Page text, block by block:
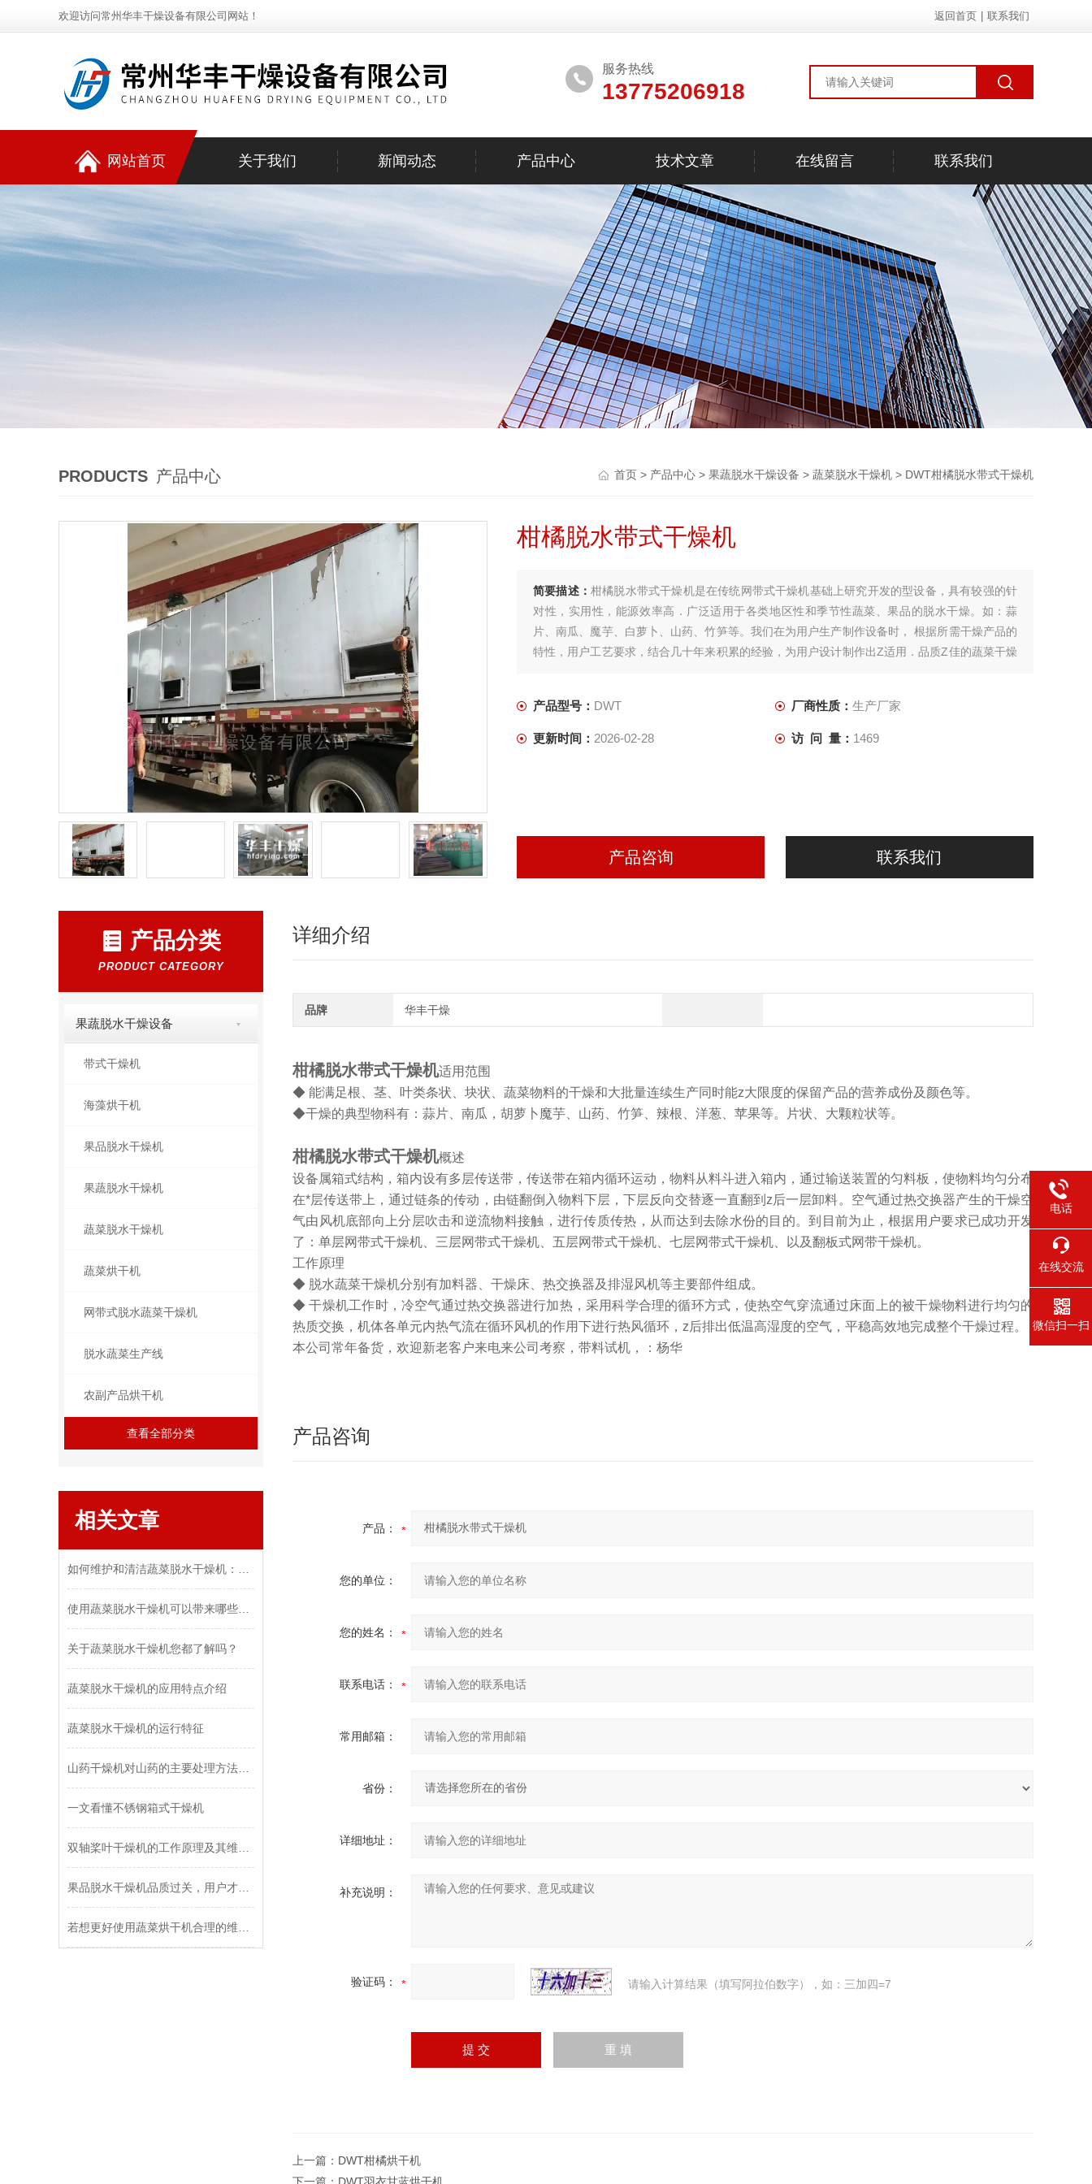
欢迎访问常州华丰干燥设备有限公司网站！ 返回首页 联系我们
服务热线
13775206918
网站首页 关于我们 新闻动态 产品中心 技术文章 在线留言 联系我们
PRODUCTS 产品中心 首页 > 产品中心 > 果蔬脱水干燥设备 > 蔬菜脱水干燥机 > DWT柑橘脱水带式干燥机
柑橘脱水带式干燥机
简要描述： 柑橘脱水带式干燥机是在传统网带式干燥机基础上研究开发的型设备，具有较强的针
对性，实用性，能源效率高．广泛适用于各类地区性和季节性蔬菜、果品的脱水干燥。如：蒜
片、南瓜、魔芋、白萝卜、山药、竹笋等。我们在为用户生产制作设备时， 根据所需干燥产品的
特性，用户工艺要求，结合几十年来积累的经验，为用户设计制作出Z适用．品质Z佳的蔬菜干燥
产品型号： DWT 厂商性质： 生产厂家
更新时间： 2026-02-28 访 问 量： 1469
产品咨询 联系我们
产品分类
PRODUCT CATEGORY
果蔬脱水干燥设备
带式干燥机
海藻烘干机
果品脱水干燥机
果蔬脱水干燥机
蔬菜脱水干燥机
蔬菜烘干机
网带式脱水蔬菜干燥机
脱水蔬菜生产线
农副产品烘干机
查看全部分类
相关文章
关于蔬菜脱水干燥机您都了解吗？
蔬菜脱水干燥机的应用特点介绍
蔬菜脱水干燥机的运行特征
一文看懂不锈钢箱式干燥机
详细介绍
品牌 华丰干燥
柑橘脱水带式干燥机适用范围
◆ 能满足根、茎、叶类条状、块状、蔬菜物料的干燥和大批量连续生产同时能z大限度的保留产品的营养成份及颜色等。
◆干燥的典型物科有：蒜片、南瓜，胡萝卜魔芋、山药、竹笋、辣根、洋葱、苹果等。片状、大颗粒状等。
柑橘脱水带式干燥机概述
设备属箱式结构，箱内设有多层传送带，传送带在箱内循环运动，物料从料斗进入箱内，通过输送装置的匀料板，使物料均匀分布
在*层传送带上，通过链条的传动，由链翻倒入物料下层，下层反向交替逐一直翻到z后一层卸料。空气通过热交换器产生的干燥空
气由风机底部向上分层吹击和逆流物料接触，进行传质传热，从而达到去除水份的目的。到目前为止，根据用户要求已成功开发
了：单层网带式干燥机、三层网带式干燥机、五层网带式干燥机、七层网带式干燥机、以及翻板式网带干燥机。
工作原理
◆ 脱水蔬菜干燥机分别有加料器、干燥床、热交换器及排湿风机等主要部件组成。
◆ 干燥机工作时，冷空气通过热交换器进行加热，采用科学合理的循环方式，使热空气穿流通过床面上的被干燥物料进行均匀的
热质交换，机体各单元内热气流在循环风机的作用下进行热风循环，z后排出低温高湿度的空气，平稳高效地完成整个干燥过程。
本公司常年备货，欢迎新老客户来电来公司考察，带料试机，：杨华
产品咨询
产品：
您的单位：
您的姓名：
联系电话：
常用邮箱：
省份：
详细地址：
补充说明：
验证码： 请输入计算结果（填写阿拉伯数字），如：三加四=7
上一篇： DWT柑橘烘干机
电话
在线交流
微信扫一扫